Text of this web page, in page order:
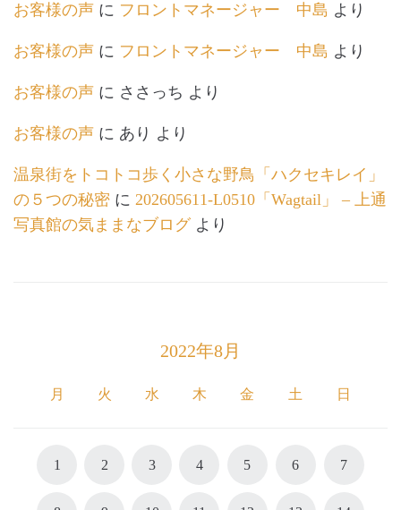
お客様の声 に フロントマネージャー 中島 より
お客様の声 に フロントマネージャー 中島 より
お客様の声 に ささっち より
お客様の声 に あり より
温泉街をトコトコ歩く小さな野鳥「ハクセキレイ」
の５つの秘密 に 202605611-L0510「Wagtail」 – 上通
写真館の気ままなブログより
2022年8月
月 火 水 木 金 土 日
1 2 3 4 5 6 7